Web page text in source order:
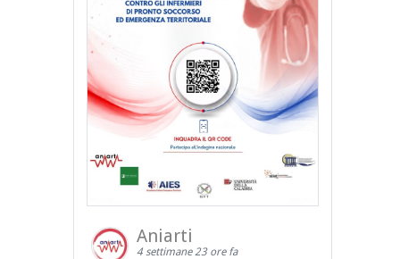
Aniarti
4 settimane 23 ore fa